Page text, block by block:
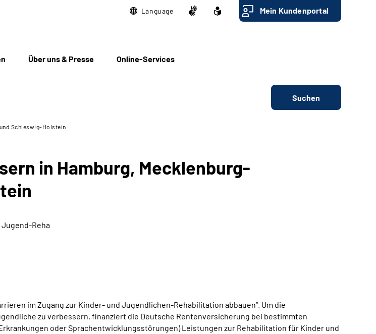
Language Mein Kundenportal
Über uns & Presse Online-Services
Suchen
Schleswig-Holstein
in Hamburg, Mecklenburg-
Reha
im Zugang zur Kinder- und Jugendlichen-Rehabilitation abbauen“. Um die
zu verbessern, finanziert die Deutsche Rentenversicherung bei bestimmten
oder Sprachentwicklungsstörungen) Leistungen zur Rehabilitation für Kinder und